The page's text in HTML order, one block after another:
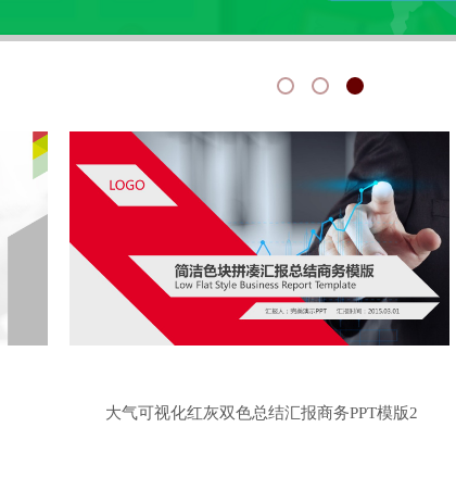
大气可视化红灰双色总结汇报商务PPT模版2